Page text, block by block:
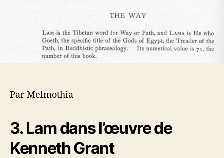
Par Melmothia
3. Lam dans l’œuvre de
Kenneth Grant